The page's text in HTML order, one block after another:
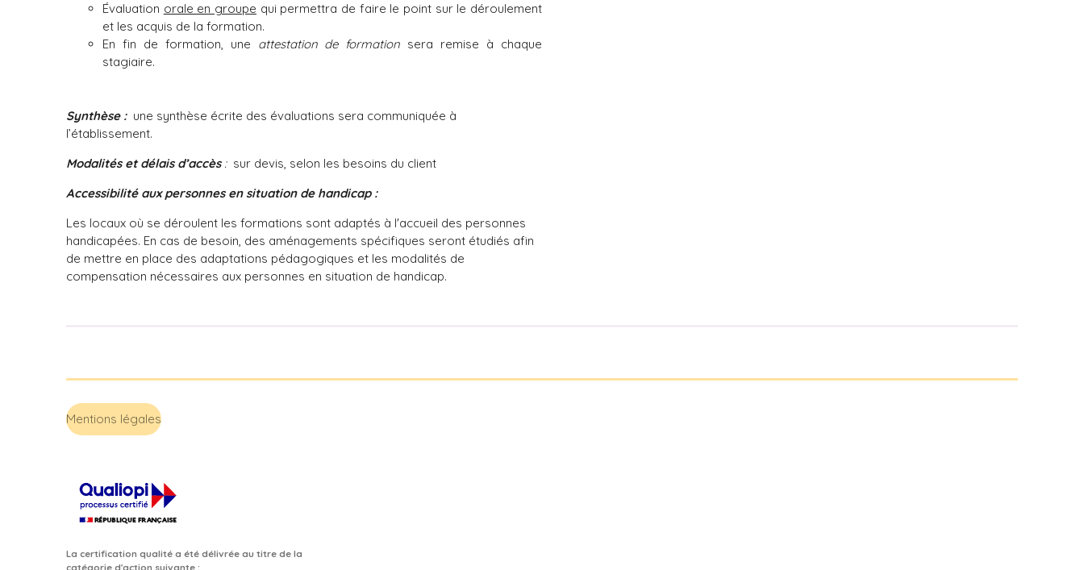
Évaluation orale en groupe qui permettra de faire le point sur le déroulement
et les acquis de la formation.
En fin de formation, une attestation de formation sera remise à chaque
stagiaire.
Synthèse : une synthèse écrite des évaluations sera communiquée à
l’établissement.
Modalités et délais d’accès: sur devis, selon les besoins du client
Accessibilité aux personnes en situation de handicap :
Les locaux où se déroulent les formations sont adaptés à l'accueil des personnes
handicapées. En cas de besoin, des aménagements spécifiques seront étudiés afin
de mettre en place des adaptations pédagogiques et les modalités de
compensation nécessaires aux personnes en situation de handicap.
Mentions légales
La certification qualité a été délivrée au titre de la
catégorie d'action suivante :